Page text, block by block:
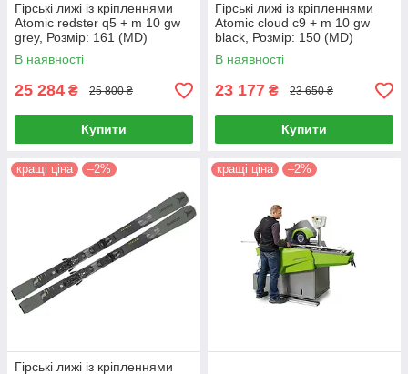
Гірські лижі із кріпленнями
Atomic redster q5 + m 10 gw
grey, Розмір: 161 (MD)
В наявності
25 284 ₴ 25 800 ₴
Купити
Гірські лижі із кріпленнями
Atomic cloud c9 + m 10 gw
black, Розмір: 150 (MD)
В наявності
23 177 ₴ 23 650 ₴
Купити
кращі ціна –2%
Гірські лижі із кріпленнями
кращі ціна –2%